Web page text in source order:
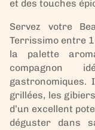
et des touches
Servez votre
Terrissimo entre
la palette
compagnon
gastronomiques.
grillées, les
d’un excellent
déguster dans